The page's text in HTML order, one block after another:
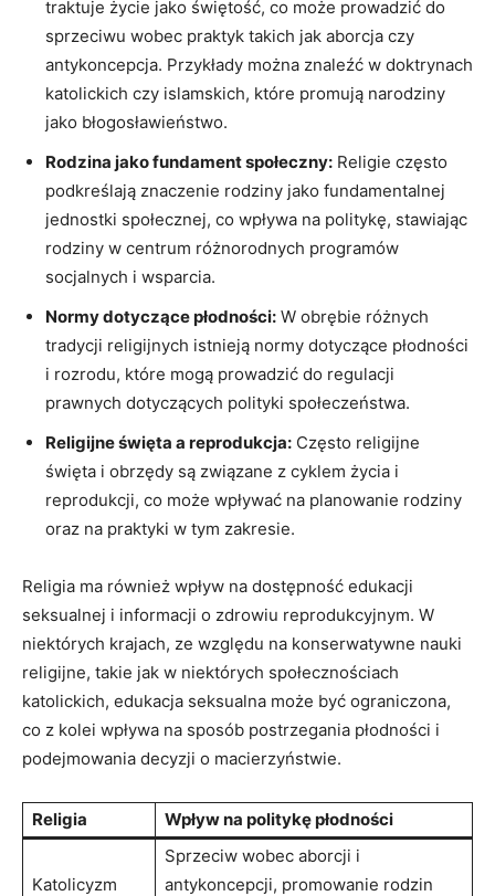
traktuje życie jako świętość, co⁢ może prowadzić do‍
sprzeciwu wobec praktyk takich jak ​aborcja czy
antykoncepcja. Przykłady można⁤ znaleźć w doktrynach
katolickich czy islamskich,⁤ które promują ⁢narodziny
jako ‌błogosławieństwo.
Rodzina​ jako fundament społeczny: Religie często
podkreślają znaczenie rodziny jako fundamentalnej
jednostki społecznej, co wpływa⁣ na politykę, stawiając
rodziny w centrum różnorodnych programów
socjalnych ⁤i⁤ wsparcia.
Normy dotyczące płodności: W obrębie różnych
tradycji religijnych istnieją normy⁢ dotyczące płodności
i rozrodu, które mogą prowadzić do regulacji
prawnych dotyczących polityki społeczeństwa.
Religijne święta a‌ reprodukcja: Często religijne
święta i obrzędy są związane z cyklem ⁤życia i
reprodukcji,‍ co może wpływać ⁤na planowanie rodziny
oraz⁤ na⁤ praktyki w tym zakresie.
Religia ma również wpływ na dostępność edukacji
seksualnej i informacji o zdrowiu reprodukcyjnym. W
niektórych krajach, ze względu na konserwatywne nauki
religijne, takie⁣ jak w niektórych społecznościach
katolickich, edukacja seksualna może ⁤być ⁢ograniczona,
co z kolei wpływa na sposób⁣ postrzegania płodności i
podejmowania decyzji⁣ o macierzyństwie.
Religia Wpływ na politykę płodności
Katolicyzm
Sprzeciw wobec‌ aborcji i
antykoncepcji, promowanie rodzin​